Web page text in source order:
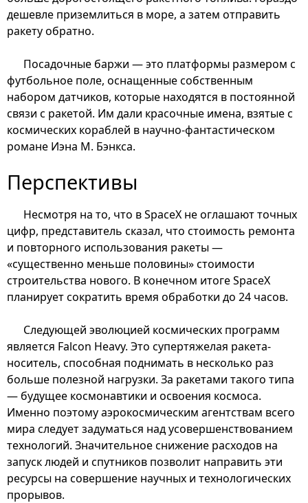
дешевле приземлиться в море, а затем отправить
ракету обратно.
Посадочные баржи — это платформы размером с
футбольное поле, оснащенные собственным
набором датчиков, которые находятся в постоянной
связи с ракетой. Им дали красочные имена, взятые с
космических кораблей в научно-фантастическом
романе Иэна М. Бэнкса.
Перспективы
Несмотря на то, что в SpaceX не оглашают точных
цифр, представитель сказал, что стоимость ремонта
и повторного использования ракеты —
«существенно меньше половины» стоимости
строительства нового. В конечном итоге SpaceX
планирует сократить время обработки до 24 часов.
Следующей эволюцией космических программ
является Falcon Heavy. Это супертяжелая ракета-
носитель, способная поднимать в несколько раз
больше полезной нагрузки. За ракетами такого типа
— будущее космонавтики и освоения космоса.
Именно поэтому аэрокосмическим агентствам всего
мира следует задуматься над усовершенствованием
технологий. Значительное снижение расходов на
запуск людей и спутников позволит направить эти
ресурсы на совершение научных и технологических
прорывов.